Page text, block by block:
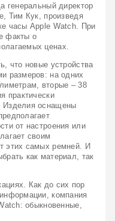
генеральный директор
Тим Кук, произведя
часы Apple Watch. При
факты о
ценах.
что новые устройства
размеров: на одних
вторые – 38
практически
Изделия оснащены
от настроения или
своим
этих самых ремней. И
как материал, так
Как до сих пор
компания
обыкновенные,